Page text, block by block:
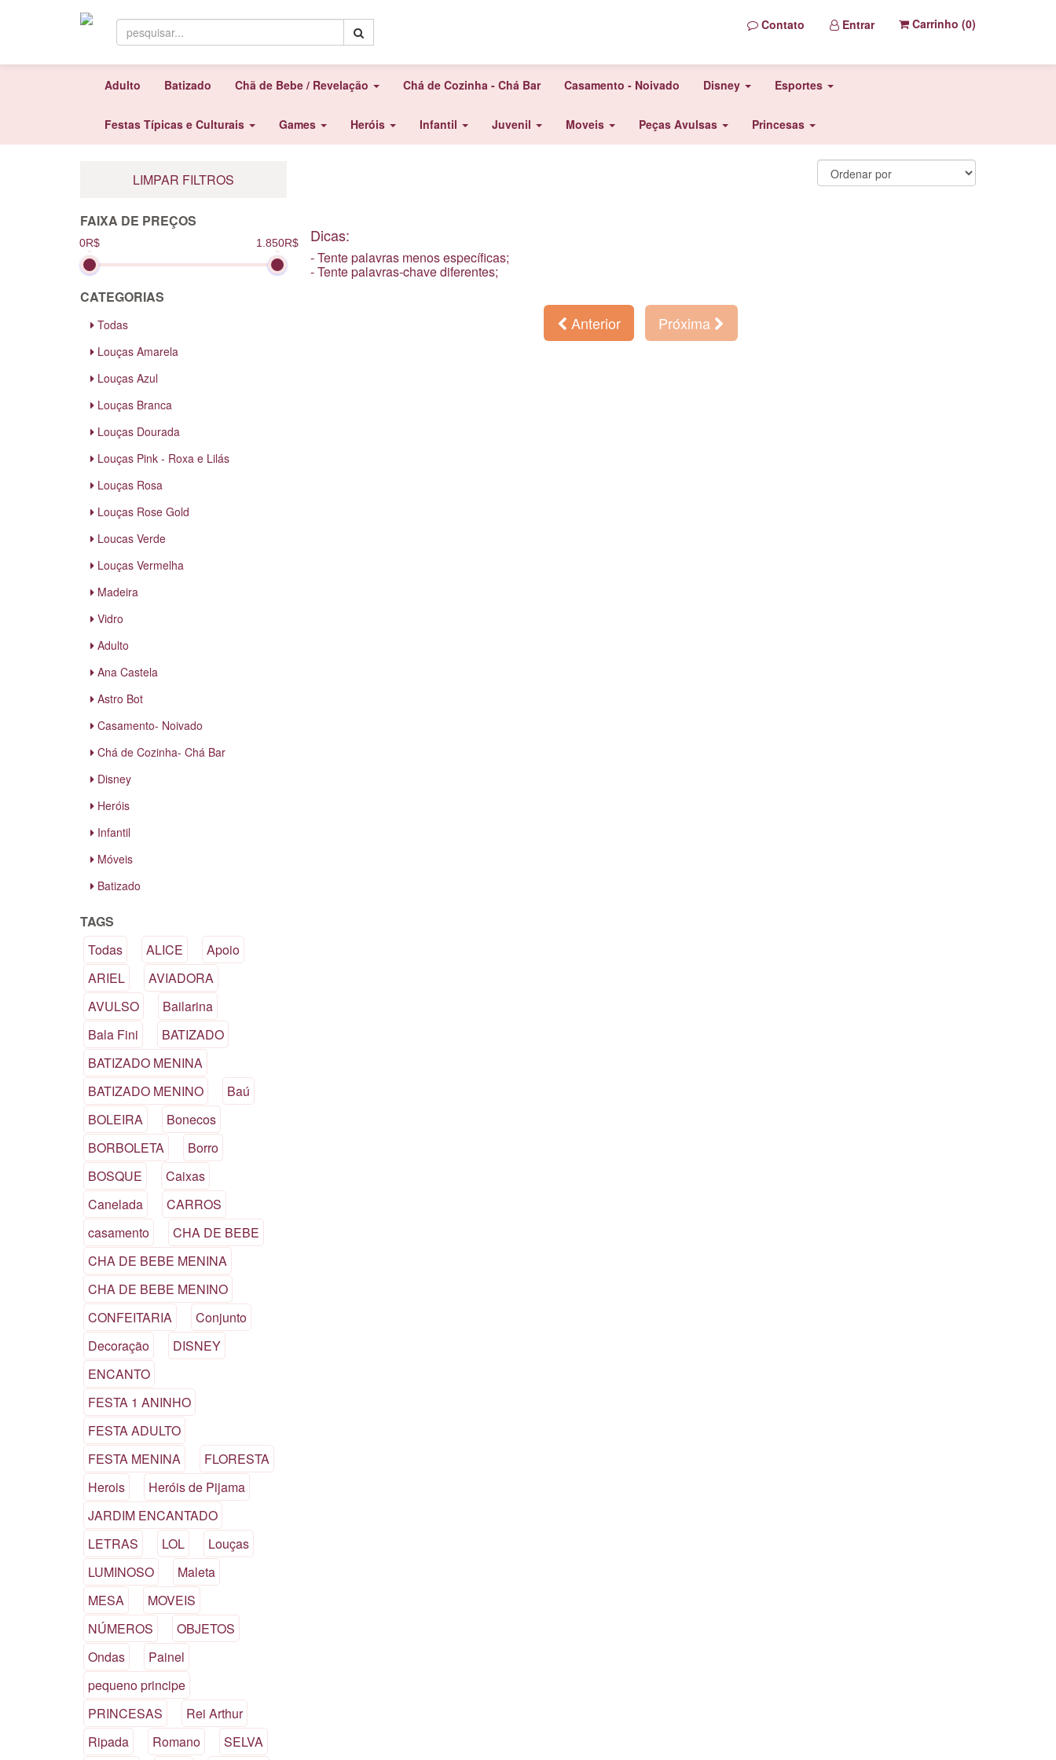
Contato Entrar Carrinho (0)
Adulto Batizado Chã de Bebe / Revelação Chá de Cozinha - Chá Bar Casamento - Noivado Disney Esportes
Festas Típicas e Culturais Games Heróis Infantil Juvenil Moveis Peças Avulsas Princesas
LIMPAR FILTROS
FAIXA DE PREÇOS
0R$ 1.850R$
CATEGORIAS
Todas
Louças Amarela
Louças Azul
Louças Branca
Louças Dourada
Louças Pink - Roxa e Lilás
Louças Rosa
Louças Rose Gold
Loucas Verde
Louças Vermelha
Madeira
Vidro
Adulto
Ana Castela
Astro Bot
Casamento- Noivado
Chá de Cozinha- Chá Bar
Disney
Heróis
Infantil
Móveis
Batizado
TAGS
Todas
ALICE
Apoio
ARIEL
AVIADORA
AVULSO
Bailarina
Bala Fini
BATIZADO
BATIZADO MENINA
BATIZADO MENINO
Baú
BOLEIRA
Bonecos
BORBOLETA
Borro
BOSQUE
Caixas
Canelada
CARROS
casamento
CHA DE BEBE
CHA DE BEBE MENINA
CHA DE BEBE MENINO
CONFEITARIA
Conjunto
Decoração
DISNEY
ENCANTO
FESTA 1 ANINHO
FESTA ADULTO
FESTA MENINA
FLORESTA
Herois
Heróis de Pijama
JARDIM ENCANTADO
LETRAS
LOL
Louças
LUMINOSO
Maleta
MESA
MOVEIS
NÚMEROS
OBJETOS
Ondas
Painel
pequeno principe
PRINCESAS
Rei Arthur
Ripada
Romano
SELVA
Dicas:
- Tente palavras menos específicas;
- Tente palavras-chave diferentes;
Anterior Próxima